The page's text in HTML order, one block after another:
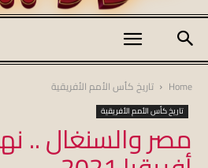
Home تاريخ كأس الأمم الأفريقية
تاريخ كأس الأمم الأفريقية
مصر والسنغال ..